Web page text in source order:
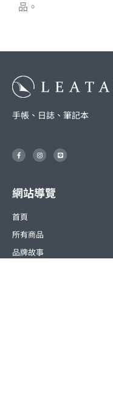
品。
手帳、日誌、筆記本
F
a
c
k
-
I
n
s
r
a
m
L
i
n
網站導覽
首頁
所有商品
品牌故事